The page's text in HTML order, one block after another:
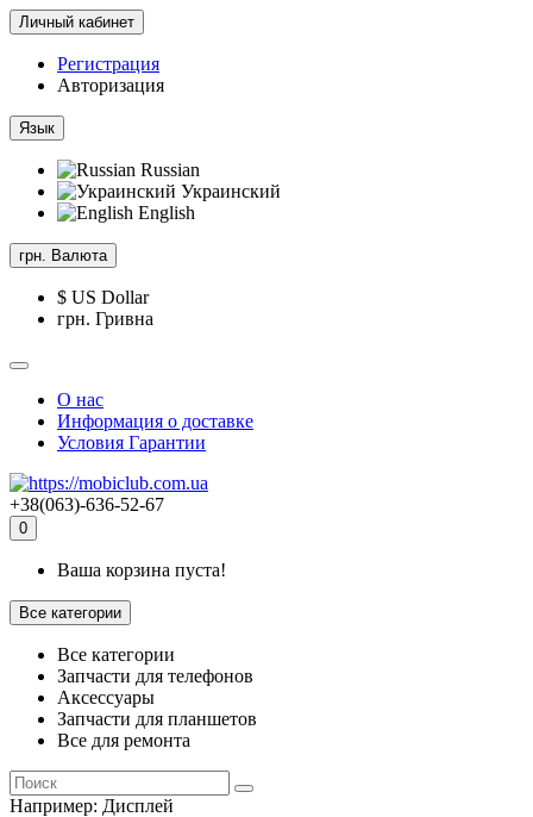
Личный кабинет
Регистрация
Авторизация
Язык
Russian
Украинский
English
грн. Валюта
$ US Dollar
грн. Гривна
О нас
Информация о доставке
Условия Гарантии
+38(063)-636-52-67
0
Ваша корзина пуста!
Все категории
Все категории
Запчасти для телефонов
Аксессуары
Запчасти для планшетов
Все для ремонта
Например: Дисплей